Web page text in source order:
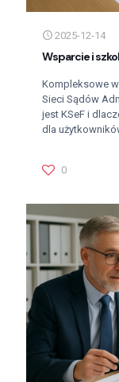
2025-12-14
Wsparcie i
Kompleksowe
Sieci Sądów
jest KSeF i
dla
0